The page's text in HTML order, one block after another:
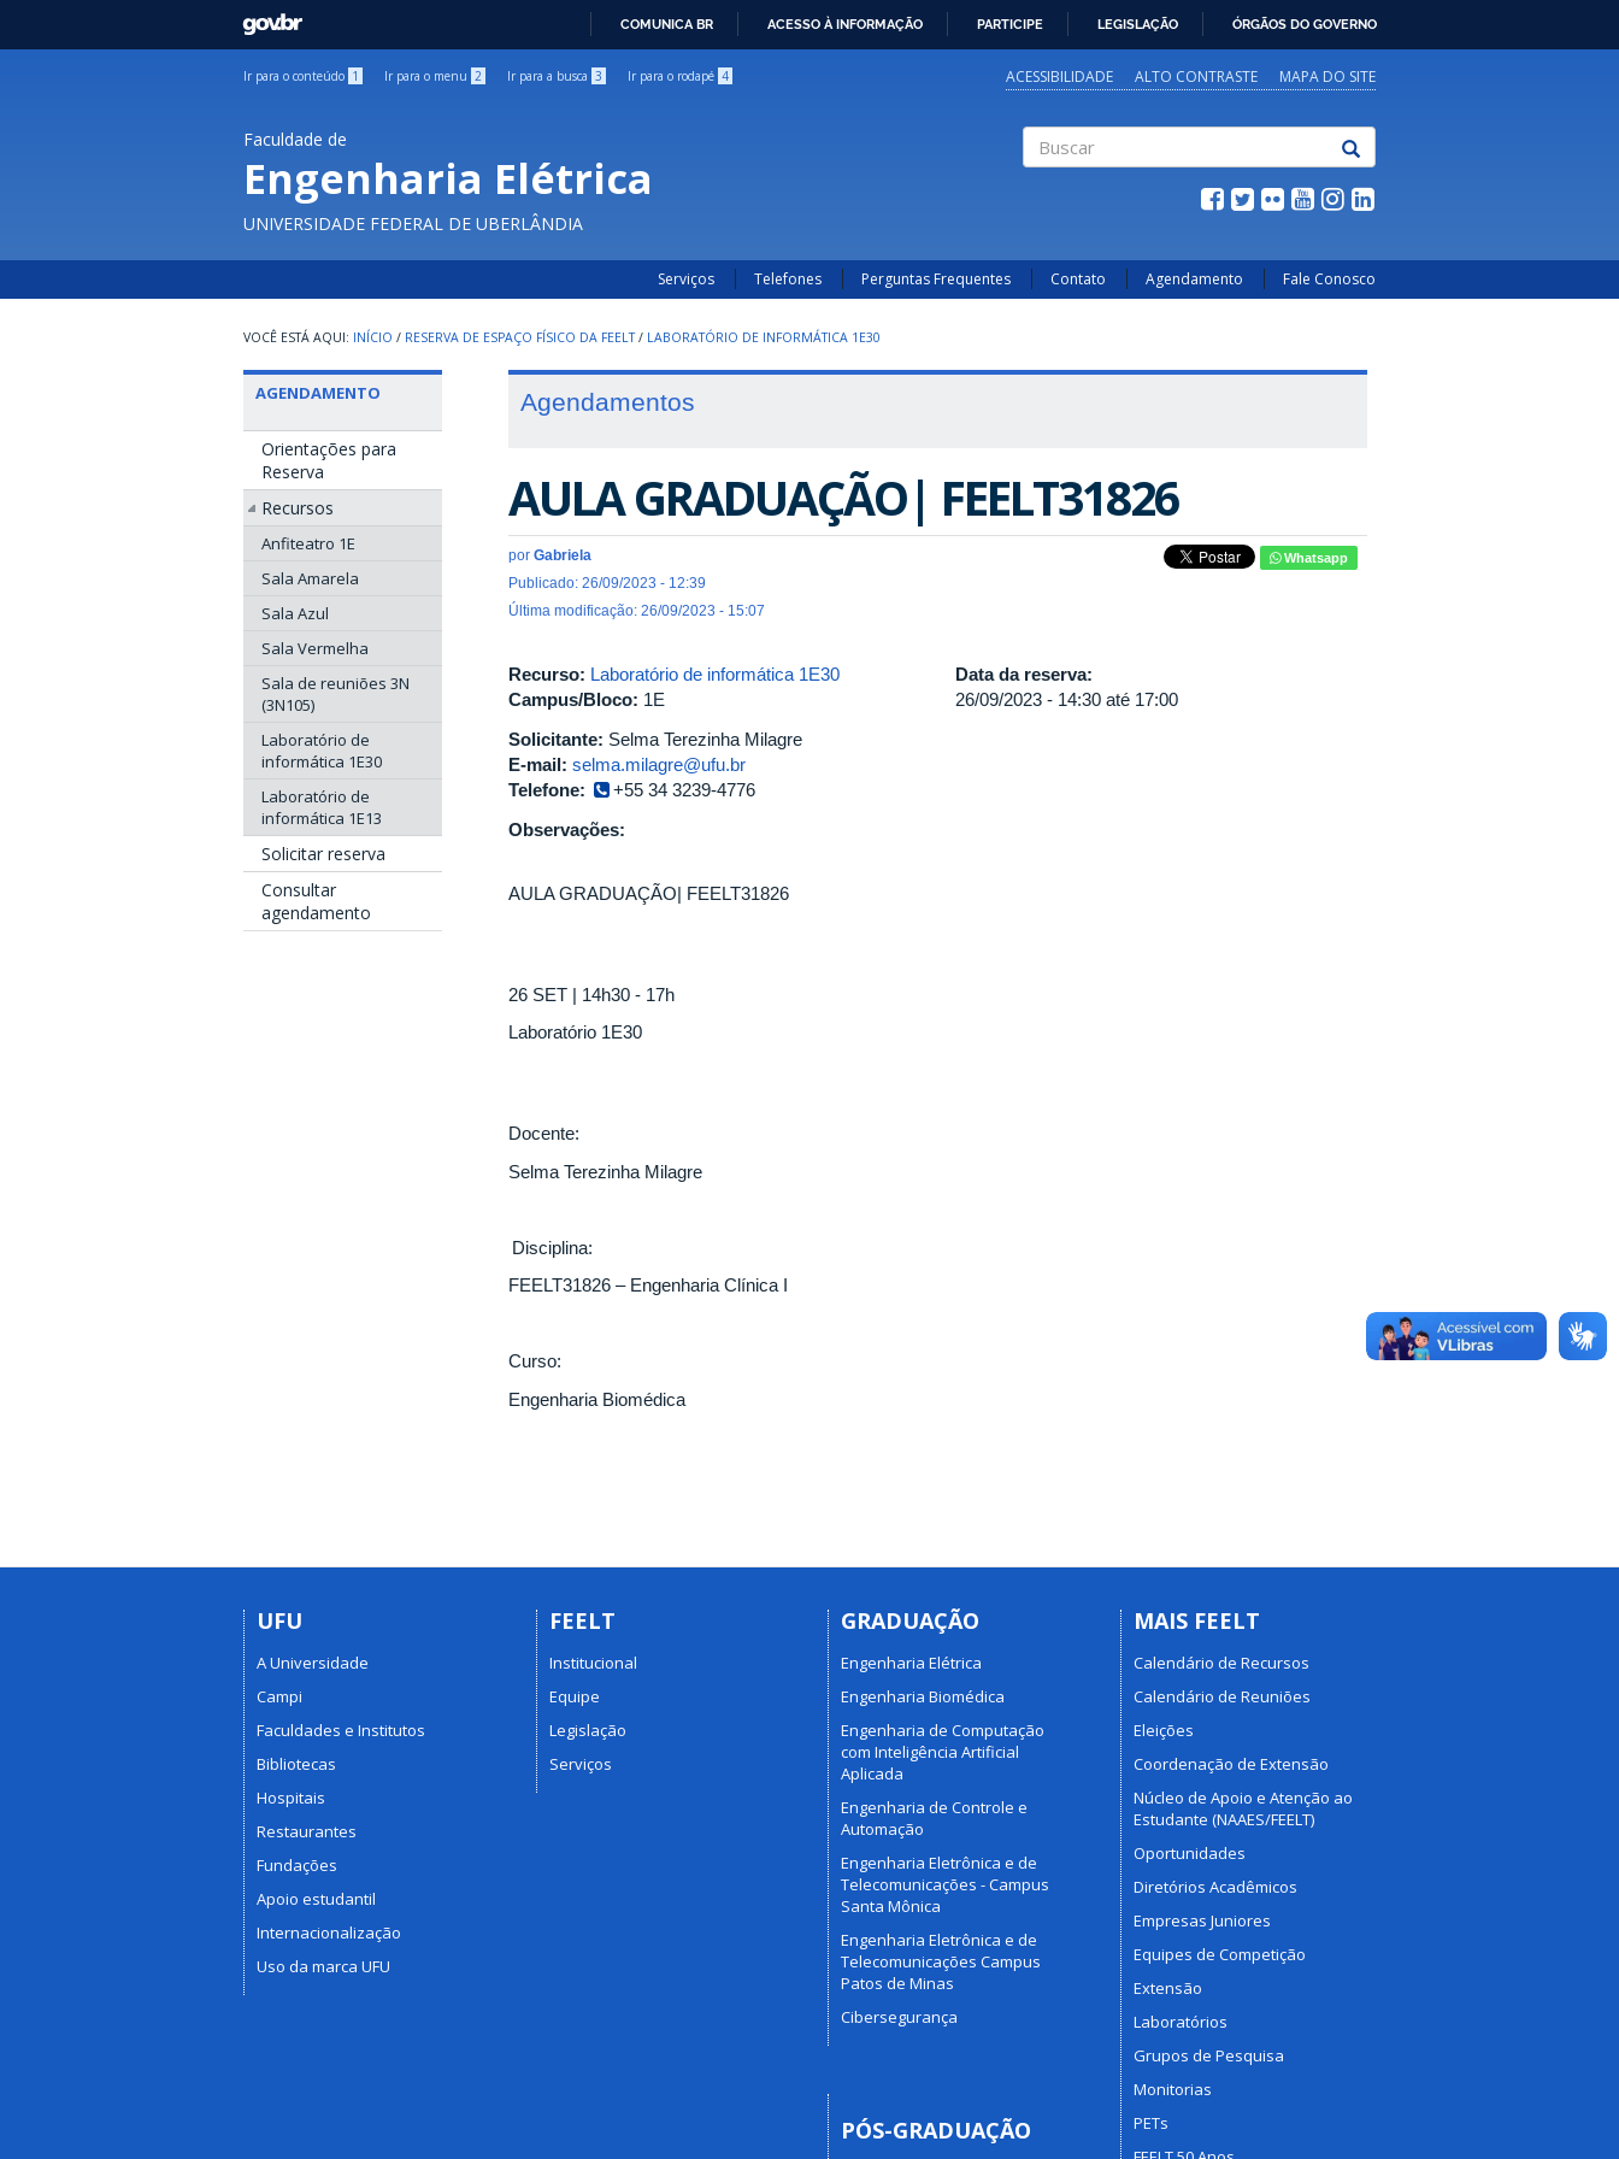
GOVBR
COMUNICA BR ACESSO À INFORMAÇÃO PARTICIPE LEGISLAÇÃO ÓRGÃOS DO GOVERNO
Ir para o conteúdo 1 Ir para o menu 2 Ir para a busca 3 Ir para o rodapé 4 ACESSIBILIDADE ALTO CONTRASTE MAPA DO SITE
Faculdade de
Engenharia Elétrica
UNIVERSIDADE FEDERAL DE UBERLÂNDIA
Serviços Telefones Perguntas Frequentes Contato Agendamento Fale Conosco
INÍCIO / RESERVA DE ESPAÇO FÍSICO DA FEELT / LABORATÓRIO DE INFORMÁTICA 1E30
AGENDAMENTO
Orientações para
Reserva
Recursos
Anfiteatro 1E
Sala Amarela
Sala Azul
Sala Vermelha
Sala de reuniões 3N
(3N105)
Laboratório de
informática 1E30
Laboratório de
informática 1E13
Solicitar reserva
Consultar
agendamento
Agendamentos
AULA GRADUAÇÃO| FEELT31826
por Gabriela
Publicado: 26/09/2023 - 12:39
Última modificação: 26/09/2023 - 15:07
Whatsapp
Recurso: Laboratório de informática 1E30
Campus/Bloco: 1E
Solicitante: Selma Terezinha Milagre
E-mail: selma.milagre@ufu.br
Telefone:
+55 34 3239-4776
Data da reserva:
26/09/2023 - 14:30 até 17:00
Observações:
AULA GRADUAÇÃO| FEELT31826
26 SET | 14h30 - 17h
Laboratório 1E30
Docente:
Selma Terezinha Milagre
Disciplina:
FEELT31826 – Engenharia Clínica I
Curso:
Engenharia Biomédica
UFU
A Universidade
Campi
Faculdades e Institutos
Bibliotecas
Hospitais
Restaurantes
Fundações
Apoio estudantil
Internacionalização
Uso da marca UFU
FEELT
Institucional
Equipe
Legislação
Serviços
GRADUAÇÃO
Engenharia Elétrica
Engenharia Biomédica
Engenharia de Computação
com Inteligência Artificial
Aplicada
Engenharia de Controle e
Automação
Engenharia Eletrônica e de
Telecomunicações - Campus
Santa Mônica
Engenharia Eletrônica e de
Telecomunicações Campus
Patos de Minas
Cibersegurança
PÓS-GRADUAÇÃO
MAIS FEELT
Calendário de Recursos
Calendário de Reuniões
Eleições
Coordenação de Extensão
Núcleo de Apoio e Atenção ao
Estudante (NAAES/FEELT)
Oportunidades
Diretórios Acadêmicos
Empresas Juniores
Equipes de Competição
Extensão
Laboratórios
Grupos de Pesquisa
Monitorias
PETs